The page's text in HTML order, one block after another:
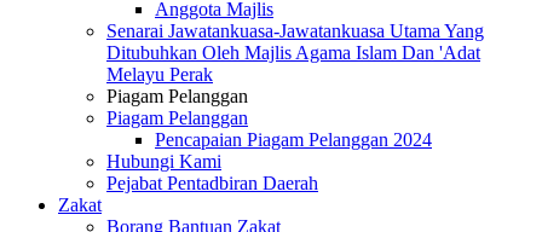
Anggota Majlis
Senarai Jawatankuasa-Jawatankuasa Utama Yang
Ditubuhkan Oleh Majlis Agama Islam Dan 'Adat
Melayu Perak
Piagam Pelanggan
Piagam Pelanggan
Pencapaian Piagam Pelanggan 2024
Hubungi Kami
Pejabat Pentadbiran Daerah
Zakat
Borang Bantuan Zakat